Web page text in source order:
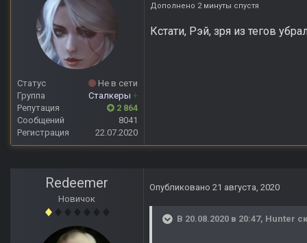
Статус
Не в сети
Группа
Сталкеры +
Репутация
2 864
Сообщений
8041
Регистрация
22.07.2020
Дополнено 2 минуты спустя
Кстати, Рэй, зря из тегов
Redeemer
Новичок
Опубликовано 21 августа, 2020
В 20.08.2020 в 20:47, Hunter